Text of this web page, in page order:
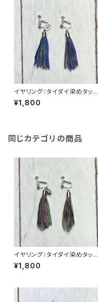
イヤリング：タイダイ染めタッセ
ルgrowイヤリング 緑×茶×藤
色
¥1,800
同じカテゴリの商品
イヤリング：タイダイ染めタッセ
ルgrowイヤリング 緑×茶×桃
¥1,800